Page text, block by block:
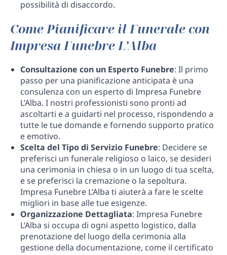
possibilità di disaccordo.
Come Pianificare il Funerale con
Impresa Funebre L’Alba
Consultazione con un Esperto Funebre: Il primo
passo per una pianificazione anticipata è una
consulenza con un esperto di Impresa Funebre
L’Alba. I nostri professionisti sono pronti ad
ascoltarti e a guidarti nel processo, rispondendo a
tutte le tue domande e fornendo supporto pratico
e emotivo.
Scelta del Tipo di Servizio Funebre: Decidere se
preferisci un funerale religioso o laico, se desideri
una cerimonia in chiesa o in un luogo di tua scelta,
e se preferisci la cremazione o la sepoltura.
Impresa Funebre L’Alba ti aiuterà a fare le scelte
migliori in base alle tue esigenze.
Organizzazione Dettagliata: Impresa Funebre
L’Alba si occupa di ogni aspetto logistico, dalla
prenotazione del luogo della cerimonia alla
gestione della documentazione, come il certificato